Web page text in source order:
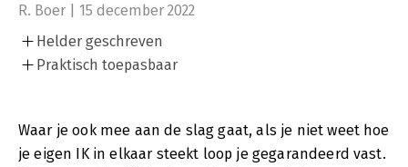
R. Boer | 15 december 2022
Helder geschreven
Praktisch toepasbaar
Waar je ook mee aan de slag gaat, als je niet weet hoe
je eigen IK in elkaar steekt loop je gegarandeerd vast.